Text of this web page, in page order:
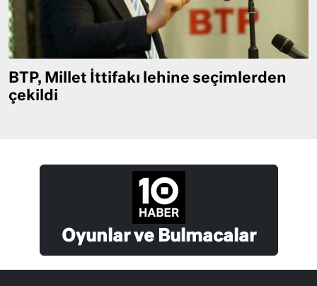
BTP, Millet İttifakı lehine seçimlerden
çekildi
Oyunlar ve Bulmacalar